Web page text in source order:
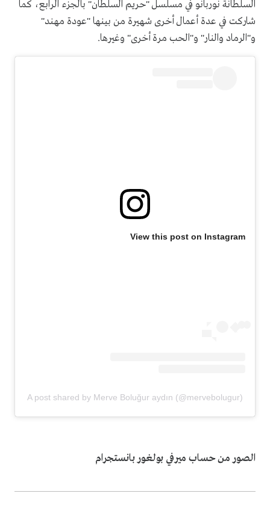
السلطانة نوربانو في مسلسل "حريم السلطان" بالجزء الرابع، كما
شاركت في عدة أعمال أخرى شهيرة من بينها "عودة مهند"
و"الرماد والنار" و"الحب مرة أخرى" وغيرها.
View this post on Instagram
A post shared by Merve Boluğur aydın (@mervebolugur)
الصور من حساب ميرفي بولغور بانستجرام